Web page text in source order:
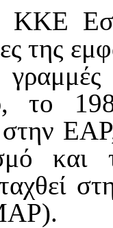
ΚΚΕ
της
το
και